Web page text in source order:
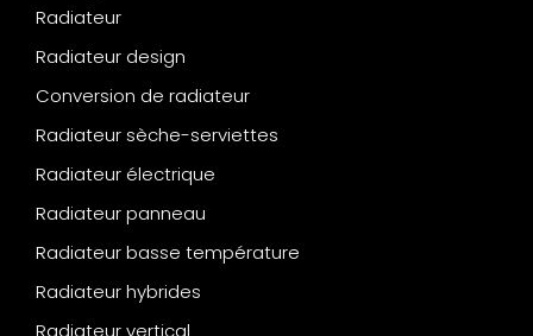
Radiateur
Radiateur design
Conversion de radiateur
Radiateur sèche-serviettes
Radiateur électrique
Radiateur panneau
Radiateur basse température
Radiateur hybrides
Radiateur vertical